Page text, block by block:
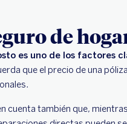
de
es uno de los factores
que el precio de una
cuenta también que,